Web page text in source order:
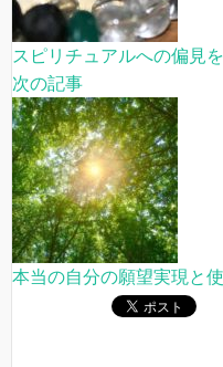
スピリチュアルへの偏見
次の記事
本当の自分の願望実現と